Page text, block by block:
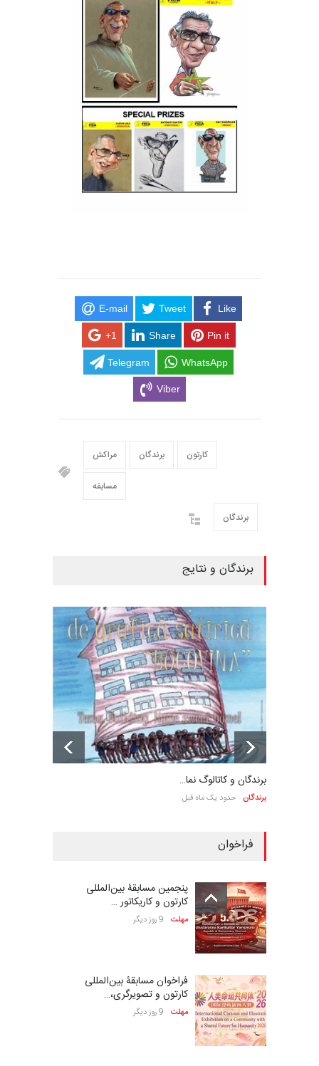
E-mail Tweet Like
+1 Share Pin it
Telegram WhatsApp
Viber
مراکش برندگان کارتون
مسابقه
برندگان
برندگان و نتایج
برندگان و کاتالوگ نما…
برندگان حدود یک ماه قبل
فراخوان
پنجمین مسابقۀ بین‌المللی
کارتون و کاریکاتور …
مهلت 9 روز دیگر
فراخوان مسابقۀ بین‌المللی
کارتون و تصویرگری،…
مهلت 9 روز دیگر